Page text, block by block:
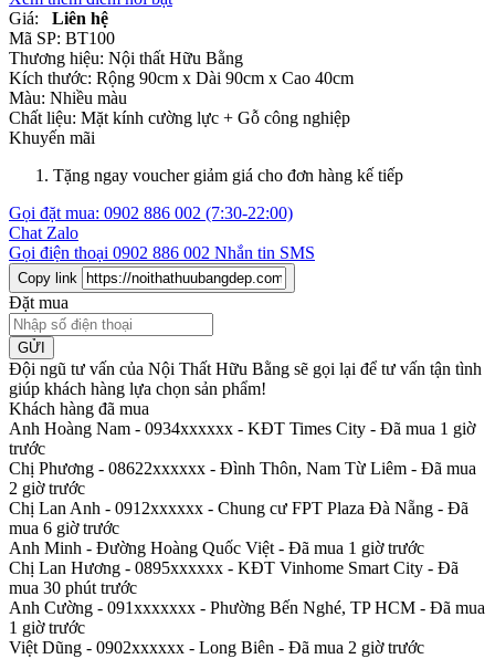
Giá:
Liên hệ
Mã SP: BT100
Thương hiệu: Nội thất Hữu Bằng
Kích thước: Rộng 90cm x Dài 90cm x Cao 40cm
Màu: Nhiều màu
Chất liệu: Mặt kính cường lực + Gỗ công nghiệp
Khuyến mãi
Tặng ngay voucher giảm giá cho đơn hàng kế tiếp
Gọi đặt mua: 0902 886 002 (7:30-22:00)
Chat Zalo
Gọi điện thoại 0902 886 002 Nhắn tin SMS
Copy link
Đặt mua
GỬI
Đội ngũ tư vấn của Nội Thất Hữu Bằng sẽ gọi lại để tư vấn tận tình
giúp khách hàng lựa chọn sản phẩm!
Khách hàng đã mua
Anh Hoàng Nam - 0934xxxxxx - KĐT Times City - Đã mua 1 giờ
trước
Chị Phương - 08622xxxxxx - Đình Thôn, Nam Từ Liêm - Đã mua
2 giờ trước
Chị Lan Anh - 0912xxxxxx - Chung cư FPT Plaza Đà Nẵng - Đã
mua 6 giờ trước
Anh Minh - Đường Hoàng Quốc Việt - Đã mua 1 giờ trước
Chị Lan Hương - 0895xxxxxx - KĐT Vinhome Smart City - Đã
mua 30 phút trước
Anh Cường - 091xxxxxxx - Phường Bến Nghé, TP HCM - Đã mua
1 giờ trước
Việt Dũng - 0902xxxxxx - Long Biên - Đã mua 2 giờ trước